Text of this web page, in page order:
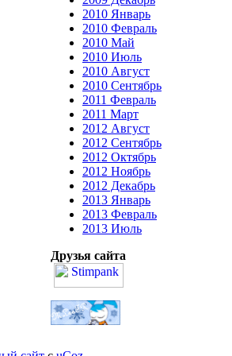
2010 Январь
2010 Февраль
2010 Май
2010 Июль
2010 Август
2010 Сентябрь
2011 Февраль
2011 Март
2012 Август
2012 Сентябрь
2012 Октябрь
2012 Ноябрь
2012 Декабрь
2013 Январь
2013 Февраль
2013 Июль
Друзья сайта